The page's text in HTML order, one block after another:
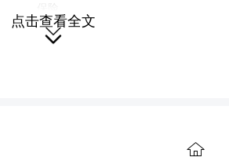
，财信吉祥人寿股份有限
点击查看全文
